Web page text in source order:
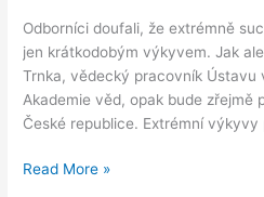
Odborníci doufali, že extrémně
jen krátkodobým výkyvem. Jak
Trnka, vědecký pracovník Ústavu
Akademie věd, opak bude zřejmě
České republice. Extrémní
Read More »